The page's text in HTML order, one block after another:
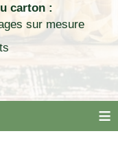
carton :
sur mesure
≡